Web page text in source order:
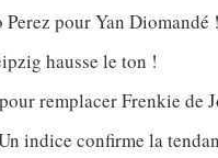
pour Yan Diomandé !
hausse le ton !
remplacer Frenkie de
indice confirme la